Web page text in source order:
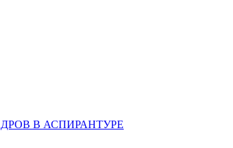
В АСПИРАНТУРЕ